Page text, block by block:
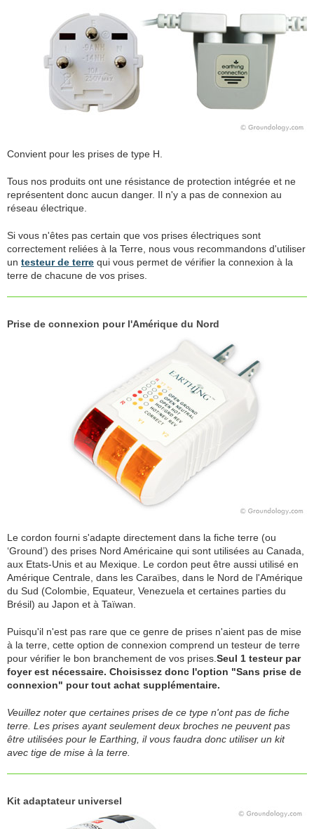
Convient pour les prises de type H.
Tous nos produits ont une résistance de protection intégrée et ne
représentent donc aucun danger. Il n'y a pas de connexion au
réseau électrique.
Si vous n'êtes pas certain que vos prises électriques sont
correctement reliées à la Terre, nous vous recommandons d'utiliser
un testeur de terre qui vous permet de vérifier la connexion à la
terre de chacune de vos prises.
Prise de connexion pour l'Amérique du Nord
Le cordon fourni s'adapte directement dans la fiche terre (ou
‘Ground’) des prises Nord Américaine qui sont utilisées au Canada,
aux Etats-Unis et au Mexique. Le cordon peut être aussi utilisé en
Amérique Centrale, dans les Caraïbes, dans le Nord de l'Amérique
du Sud (Colombie, Equateur, Venezuela et certaines parties du
Brésil) au Japon et à Taïwan.
Puisqu'il n'est pas rare que ce genre de prises n'aient pas de mise
à la terre, cette option de connexion comprend un testeur de terre
pour vérifier le bon branchement de vos prises. Seul 1 testeur par
foyer est nécessaire. Choisissez donc l'option "Sans prise de
connexion" pour tout achat supplémentaire.
Veuillez noter que certaines prises de ce type n'ont pas de fiche
terre. Les prises ayant seulement deux broches ne peuvent pas
être utilisées pour le Earthing, il vous faudra donc utiliser un kit
avec tige de mise à la terre.
Kit adaptateur universel